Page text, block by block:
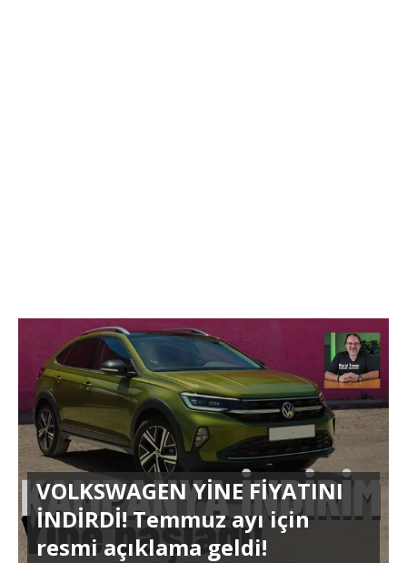
VOLKSWAGEN YİNE FİYATINI
İNDİRDİ! Temmuz ayı için
resmi açıklama geldi!